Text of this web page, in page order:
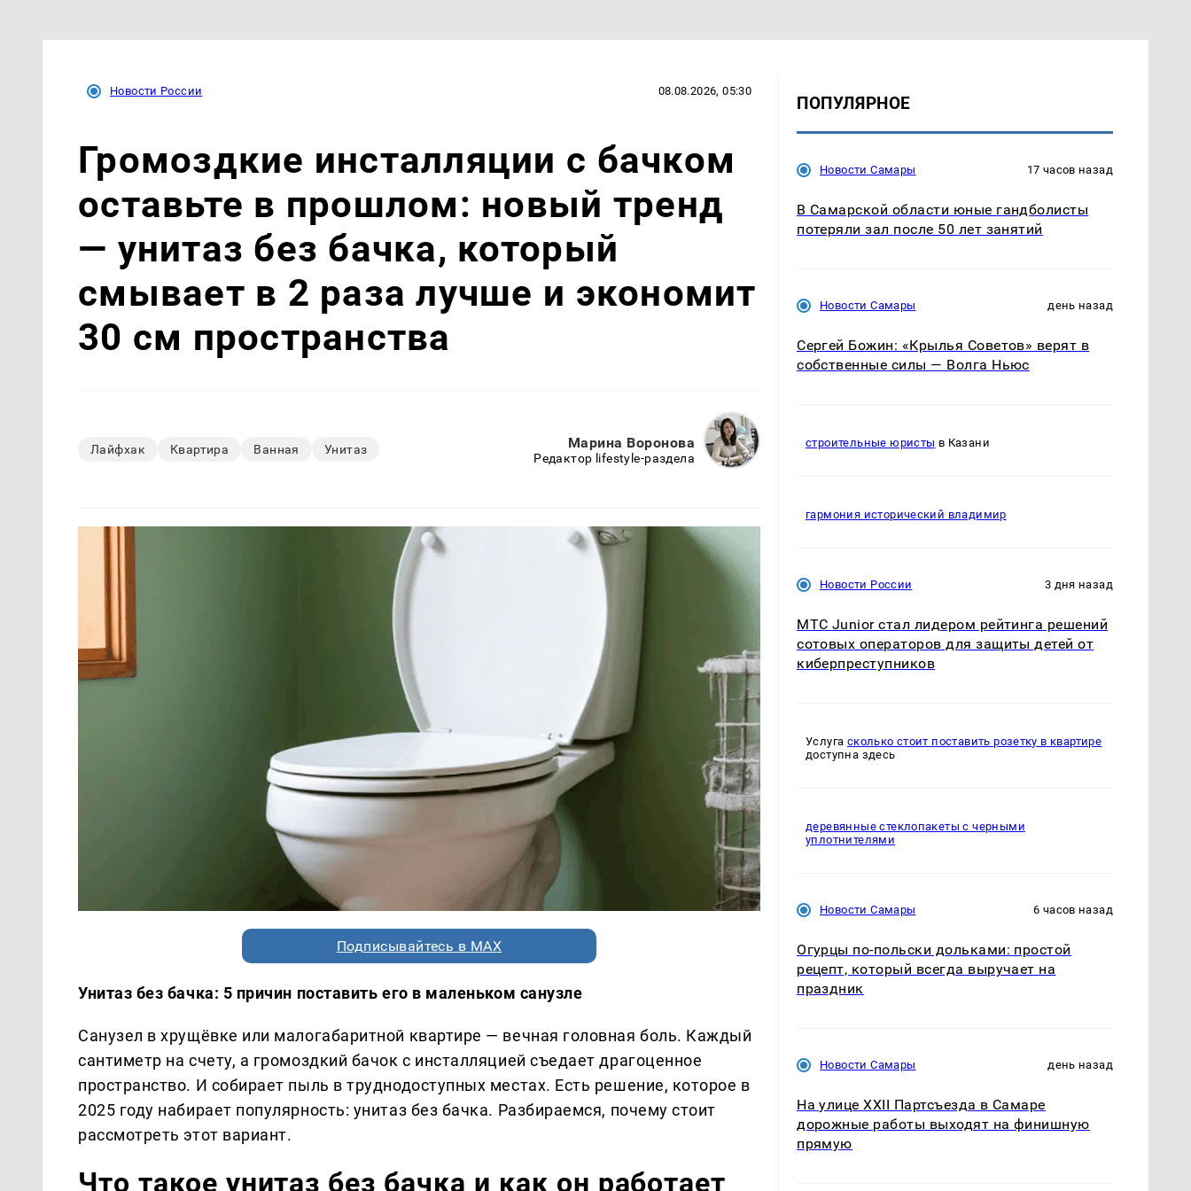
Новости России 08.08.2026, 05:30
Громоздкие инсталляции с бачком
оставьте в прошлом: новый тренд
— унитаз без бачка, который
смывает в 2 раза лучше и экономит
30 см пространства
Лайфхак Квартира Ванная Унитаз Марина Воронова
Редактор lifestyle-раздела
Подписывайтесь в MAX
Унитаз без бачка: 5 причин поставить его в маленьком санузле
Санузел в хрущёвке или малогабаритной квартире — вечная головная боль. Каждый
сантиметр на счету, а громоздкий бачок с инсталляцией съедает драгоценное
пространство. И собирает пыль в труднодоступных местах. Есть решение, которое в
2025 году набирает популярность: унитаз без бачка. Разбираемся, почему стоит
рассмотреть этот вариант.
Что такое унитаз без бачка и как он работает
ПОПУЛЯРНОЕ
Новости Самары 17 часов назад
В Самарской области юные гандболисты
потеряли зал после 50 лет занятий
Новости Самары день назад
Сергей Божин: «Крылья Советов» верят в
собственные силы — Волга Ньюс
строительные юристы в Казани
гармония исторический владимир
Новости России 3 дня назад
МТС Junior стал лидером рейтинга решений
сотовых операторов для защиты детей от
киберпреступников
Услуга сколько стоит поставить розетку в квартире
доступна здесь
деревянные стеклопакеты с черными
уплотнителями
Новости Самары 6 часов назад
Огурцы по‑польски дольками: простой
рецепт, который всегда выручает на
праздник
Новости Самары день назад
На улице XXII Партсъезда в Самаре
дорожные работы выходят на финишную
прямую